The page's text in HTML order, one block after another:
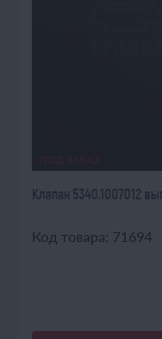
ПОД ЗАКАЗ
Клапан 5340.1007012
Код товара: 71694